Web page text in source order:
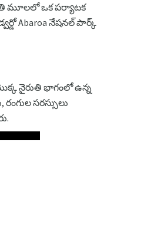
మూలలో ఒక పర్యాటక
Abaroa నేషనల్ పార్క్
నైరుతి భాగంలో ఉన్న
సరస్సులు